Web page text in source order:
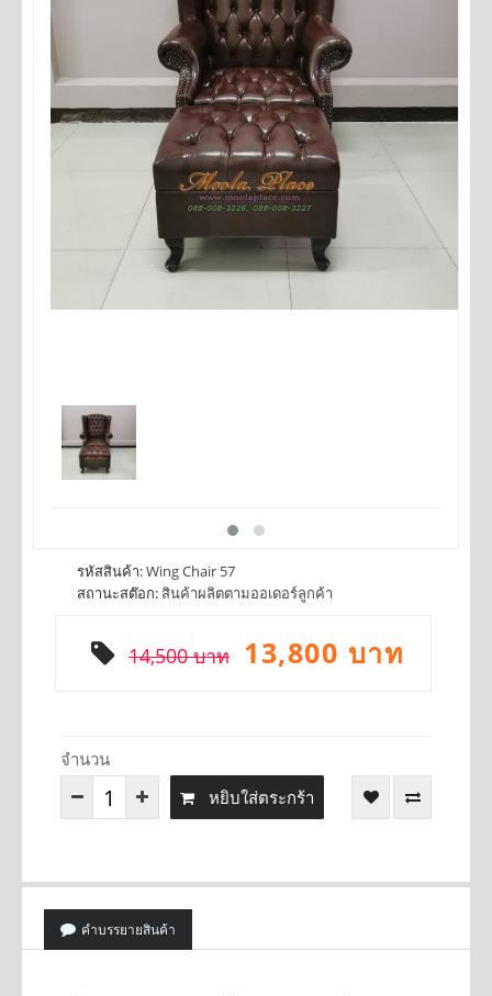
รหัสสินค้า:Wing Chair 57
สถานะสต๊อก: สินค้าผลิตตามออเดอร์ลูกค้า
14,500 บาท 13,800 บาท
จำนวน
หยิบใส่ตระกร้า
คำบรรยายสินค้า